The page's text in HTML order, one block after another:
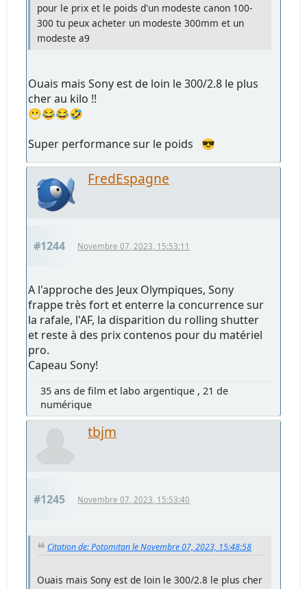
pour le prix et le poids d'un modeste canon 100-
300 tu peux acheter un modeste 300mm et un
modeste a9
Ouais mais Sony est de loin le 300/2.8 le plus
cher au kilo !!
😬😂😂🤣
Super performance sur le poids 😎
FredEspagne
#1244 Novembre 07, 2023, 15:53:11
A l'approche des Jeux Olympiques, Sony
frappe très fort et enterre la concurrence sur
la rafale, l'AF, la disparition du rolling shutter
et reste à des prix contenos pour du matériel
pro.
Capeau Sony!
35 ans de film et labo argentique , 21 de
numérique
tbjm
#1245 Novembre 07, 2023, 15:53:40
Citation de: Potomitan le Novembre 07, 2023, 15:48:58
Ouais mais Sony est de loin le 300/2.8 le plus cher